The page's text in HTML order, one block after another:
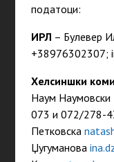
податоци:
ИРЛ – Булевер
+38976302307;
Хелсиншки
Наум
073 и 072/278-
Петковска
Џугуманова